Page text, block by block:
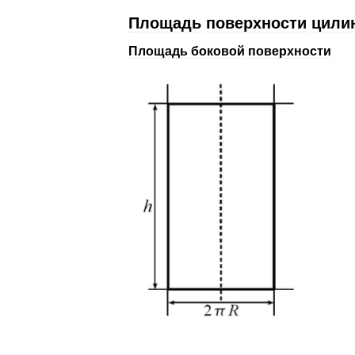
Площадь поверхности
Площадь боковой поверхности